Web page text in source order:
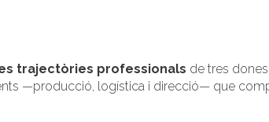
trajectòries professionals de tres
—producció, logística i direcció— que